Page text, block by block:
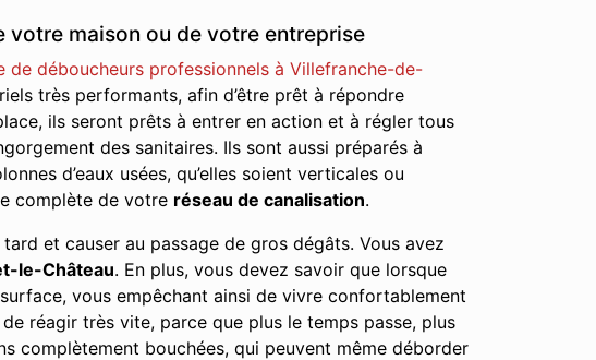
votre maison ou de votre entreprise
de déboucheurs professionnels à Villefranche-de-
très performants, afin d’être prêt à répondre
ils seront prêts à entrer en action et à régler tous
des sanitaires. Ils sont aussi préparés à
d’eaux usées, qu’elles soient verticales ou
complète de votre réseau de canalisation.
et causer au passage de gros dégâts. Vous avez
le-Château. En plus, vous devez savoir que lorsque
vous empêchant ainsi de vivre confortablement
réagir très vite, parce que plus le temps passe, plus
complètement bouchées, qui peuvent même déborder